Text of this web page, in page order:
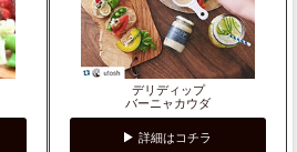
デリディップ
バーニャカウダ
詳細はコチラ